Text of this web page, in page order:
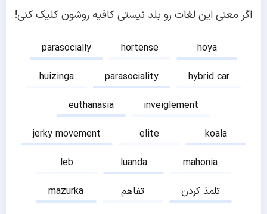
اگر معنی این لغات رو بلد نیستی کافیه روشون کلیک کنی!
parasocially hortense
hoya
huizinga
parasociality
hybrid car
euthanasia
inveiglement
jerky movement
elite
koala
leb
luanda
mahonia
mazurka
تفاهم
تلمذ کردن